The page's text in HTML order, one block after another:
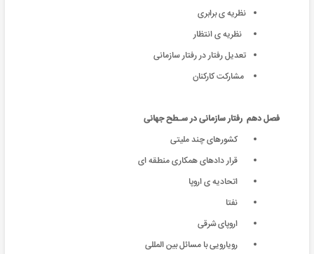
نظریه ی برابری
نظریه ی انتظار
تعدیل رفتار در رفتار سازمانی
مشارکت کارکنان
فصل دهم رفتار سازمانی در سـطح جهانی
کشورهای چند ملیتی
قرار دادهای همکاری منطقه ای
اتحادیه ی اروپا
نفتا
اروپای شرقی
رویارویی با مسائل بین المللی